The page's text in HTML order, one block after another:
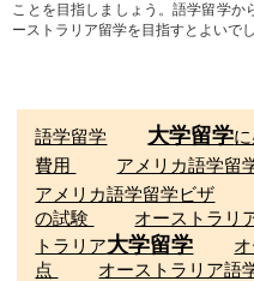
ことを目指しましょう。語学留学か
ーストラリア留学を目指すとよいでし
語学留学 大学留学
費用
アメリカ語学留
アメリカ語学留学ビザ
の試験
オーストラリ
トラリア大学留学
点
オーストラリア語